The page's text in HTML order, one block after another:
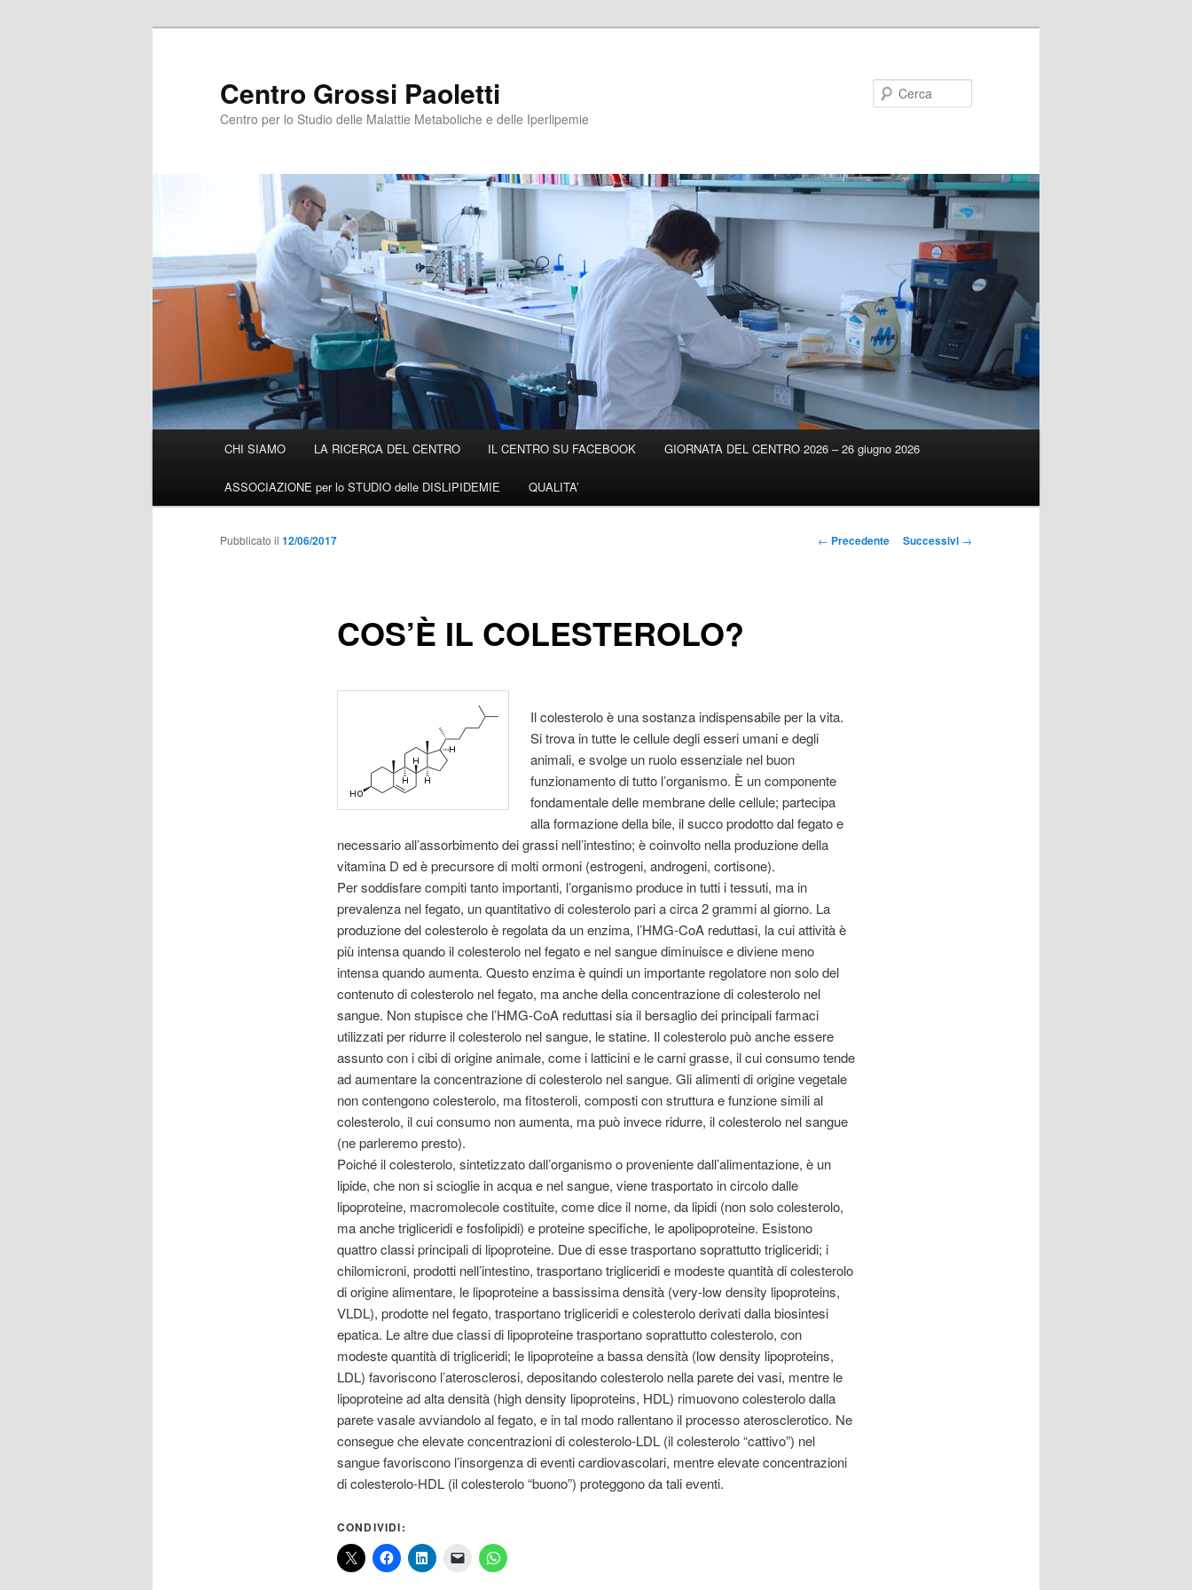
Centro Grossi Paoletti
Centro per lo Studio delle Malattie Metaboliche e delle Iperlipemie
Vai
al
contenuto
CHI SIAMO LA RICERCA DEL CENTRO IL CENTRO SU FACEBOOK GIORNATA DEL CENTRO 2026 – 26 giugno 2026
ASSOCIAZIONE per lo STUDIO delle DISLIPIDEMIE QUALITA’
Navigazione
← Precedente Successivi →
COS’È IL COLESTEROLO?
Pubblicato il 12/06/2017
Il colesterolo è una sostanza indispensabile per la vita.
Si trova in tutte le cellule degli esseri umani e degli
animali, e svolge un ruolo essenziale nel buon
funzionamento di tutto l’organismo. È un componente
fondamentale delle membrane delle cellule; partecipa
alla formazione della bile, il succo prodotto dal fegato e
necessario all’assorbimento dei grassi nell’intestino; è coinvolto nella produzione della
vitamina D ed è precursore di molti ormoni (estrogeni, androgeni, cortisone).
Per soddisfare compiti tanto importanti, l’organismo pro­duce in tutti i tessuti, ma in
prevalenza nel fegato, un quantitativo di colesterolo pari a circa 2 grammi al giorno. La
produzione del colesterolo è regolata da un enzima, l’HMG-CoA reduttasi, la cui attività è
più intensa quando il colesterolo nel fegato e nel sangue diminuisce e diviene meno
intensa quando aumenta. Questo enzima è quindi un importante regolatore non solo del
contenuto di colesterolo nel fegato, ma anche della concentrazione di colesterolo nel
sangue. Non stupisce che l’HMG-CoA reduttasi sia il bersaglio dei principali farmaci
utilizzati per ridurre il colesterolo nel sangue, le statine. Il colesterolo può anche essere
assunto con i cibi di origine animale, come i latticini e le carni grasse, il cui consumo tende
ad aumentare la concentrazione di colesterolo nel sangue. Gli alimenti di origine vegetale
non contengono colesterolo, ma fitosteroli, composti con struttura e funzione simili al
colesterolo, il cui consumo non aumenta, ma può invece ridurre, il colesterolo nel sangue
(ne parleremo presto).
Poiché il colesterolo, sintetizzato dall’organismo o proveniente dall’alimentazione, è un
lipide, che non si scioglie in acqua e nel sangue, viene trasportato in circolo dalle
lipoproteine, macromolecole costituite, come dice il nome, da lipidi (non solo colesterolo,
ma anche trigliceridi e fosfolipidi) e proteine specifiche, le apolipoproteine. Esistono
quattro classi principali di lipoproteine. Due di esse trasportano soprattutto trigliceridi; i
chilomicroni, prodotti nell’intestino, trasportano trigliceridi e modeste quantità di colesterolo
di origine alimentare, le lipoproteine a bassissima densità (very-low density lipoproteins,
VLDL), prodotte nel fegato, trasportano trigliceridi e colesterolo derivati dalla biosintesi
epatica. Le altre due classi di lipoproteine trasportano soprattutto colesterolo, con
modeste quantità di trigliceridi; le lipoproteine a bassa densità (low density lipoproteins,
LDL) favoriscono l’aterosclerosi, depositando colesterolo nella parete dei vasi, mentre le
lipoproteine ad alta densità (high density lipoproteins, HDL) rimuovono colesterolo dalla
parete vasale avviandolo al fegato, e in tal modo rallentano il processo aterosclerotico. Ne
consegue che elevate concentrazioni di colesterolo-LDL (il colesterolo “cattivo”) nel
sangue favoriscono l’insorgenza di eventi cardiovascolari, mentre elevate concentrazioni
di colesterolo-HDL (il colesterolo “buono”) proteggono da tali eventi.
CONDIVIDI: